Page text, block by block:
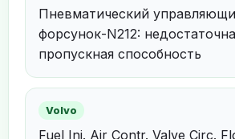
Пневматический
форсунок-N212:
пропускная способность
Volvo
Fuel Inj. Air Contr. Valve Circ.